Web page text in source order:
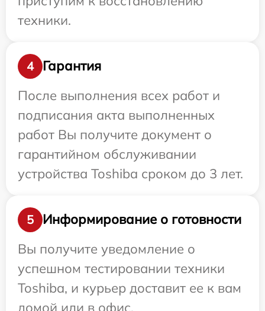
техники.
4
Гарантия
После выполнения всех работ и
подписания акта выполненных
работ Вы получите документ о
гарантийном обслуживании
устройства Toshiba сроком до 3 лет.
5
Информирование о готовности
Вы получите уведомление о
успешном тестировании техники
Toshiba, и курьер доставит ее к вам
домой или в офис.